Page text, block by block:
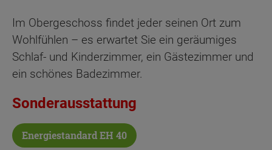
Im Obergeschoss findet jeder seinen Ort zum
Wohlfühlen – es erwartet Sie ein geräumiges
Schlaf- und Kinderzimmer, ein Gästezimmer und
ein schönes Badezimmer.
Sonderausstattung
Energiestandard EH 40